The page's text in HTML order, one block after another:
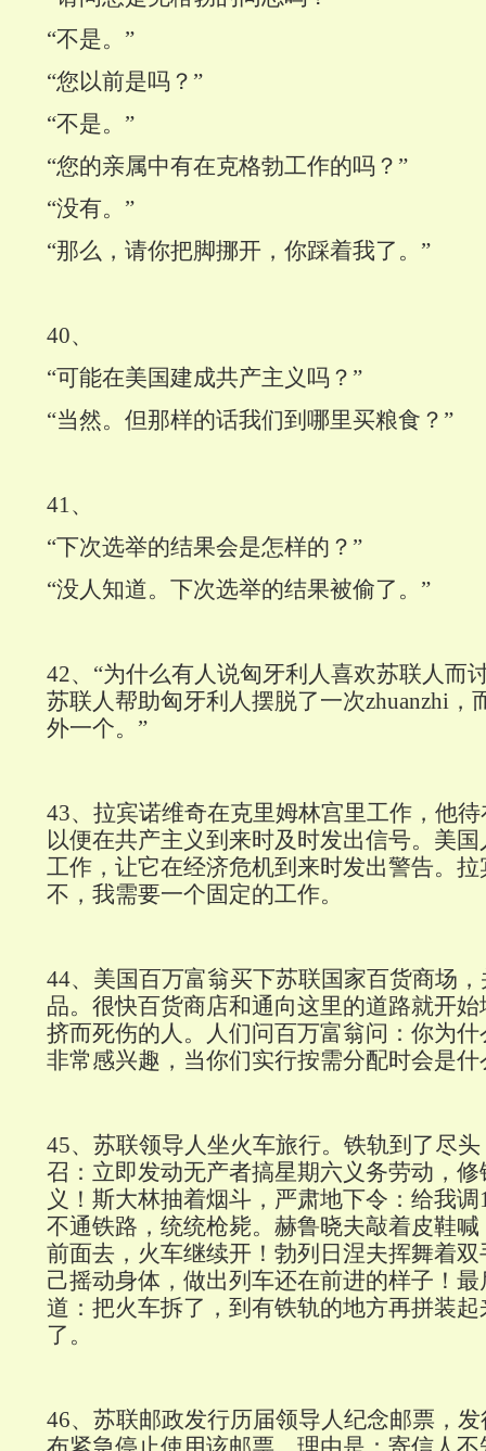
“不是。”
“您以前是吗？”
“不是。”
“您的亲属中有在克格勃工作的吗？”
“没有。”
“那么，请你把脚挪开，你踩着我了。”
40、
“可能在美国建成共产主义吗？”
“当然。但那样的话我们到哪里买粮食？”
41、
“下次选举的结果会是怎样的？”
“没人知道。下次选举的结果被偷了。”
42、“为什么有人说匈牙利人喜欢苏联人而
苏联人帮助匈牙利人摆脱了一次zhuanzhi，
外一个。”
43、拉宾诺维奇在克里姆林宫里工作，他
以便在共产主义到来时及时发出信号。美
工作，让它在经济危机到来时发出警告。
不，我需要一个固定的工作。
44、美国百万富翁买下苏联国家百货商场
品。很快百货商店和通向这里的道路就开
挤而死伤的人。人们问百万富翁问：你为
非常感兴趣，当你们实行按需分配时会是什
45、苏联领导人坐火车旅行。铁轨到了尽
召：立即发动无产者搞星期六义务劳动，
义！斯大林抽着烟斗，严肃地下令：给我调
不通铁路，统统枪毙。赫鲁晓夫敲着皮鞋
前面去，火车继续开！勃列日涅夫挥舞着
己摇动身体，做出列车还在前进的样子！
道：把火车拆了，到有铁轨的地方再拼装
了。
46、苏联邮政发行历届领导人纪念邮票，